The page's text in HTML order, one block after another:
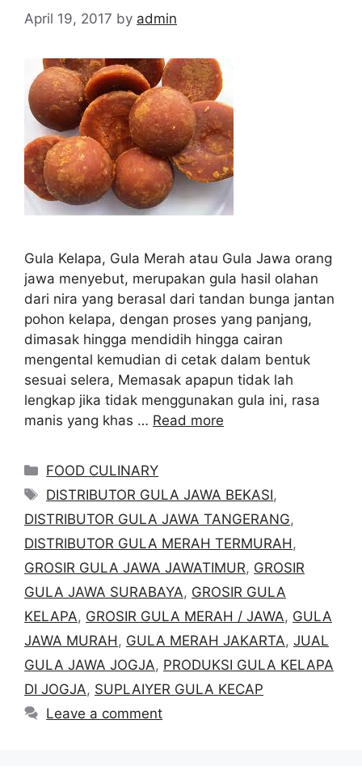
April 19, 2017 by admin
Gula Kelapa, Gula Merah atau Gula Jawa orang
jawa menyebut, merupakan gula hasil olahan
dari nira yang berasal dari tandan bunga jantan
pohon kelapa, dengan proses yang panjang,
dimasak hingga mendidih hingga cairan
mengental kemudian di cetak dalam bentuk
sesuai selera, Memasak apapun tidak lah
lengkap jika tidak menggunakan gula ini, rasa
manis yang khas … Read more
Categories
FOOD CULINARY
Tags
DISTRIBUTOR GULA JAWA BEKASI,
DISTRIBUTOR GULA JAWA TANGERANG,
DISTRIBUTOR GULA MERAH TERMURAH ,
GROSIR GULA JAWA JAWATIMUR, GROSIR
GULA JAWA SURABAYA, GROSIR GULA
KELAPA, GROSIR GULA MERAH / JAWA, GULA
JAWA MURAH , GULA MERAH JAKARTA, JUAL
GULA JAWA JOGJA, PRODUKSI GULA KELAPA
DI JOGJA, SUPLAIYER GULA KECAP
Leave a comment